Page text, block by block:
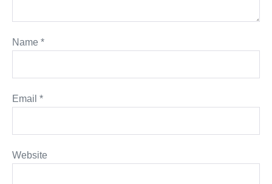
Name *
Email *
Website